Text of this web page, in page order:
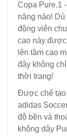
Copa Pure.1
năng nào!
động viên
cao này
lên tầm cao
đây không
thời trang!
Được chế tạo
adidas
độ bền và
không dây